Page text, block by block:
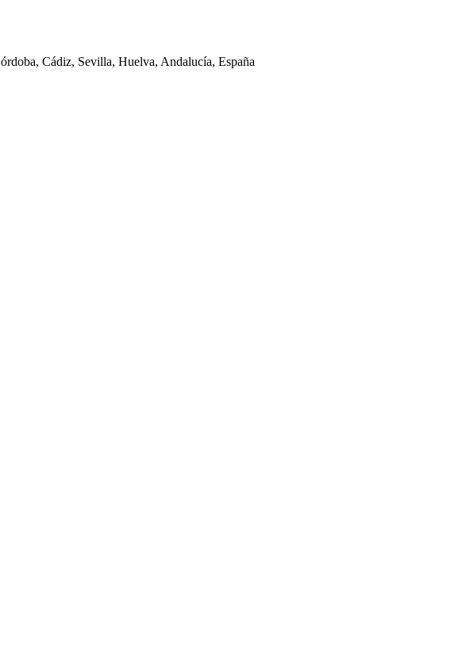
Cádiz, Sevilla, Huelva, Andalucía, España